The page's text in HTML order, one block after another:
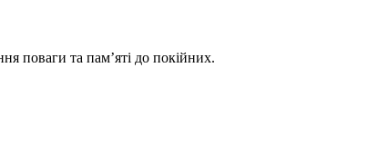
поваги та пам’яті до покійних.